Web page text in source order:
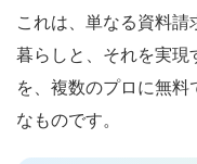
これは、単なる資料
暮らしと、それを実現
を、複数のプロに無料
なものです。